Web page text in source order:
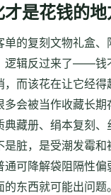
才是花钱的地
单的复刻文物礼盒、
逻辑反过来了——钱
，而该花在让它经得
多会被当作收藏长期
典藏册、绢本复刻、
是脏，是受潮发霉和
通可降解袋阻隔性偏
的东西就可能出问题。